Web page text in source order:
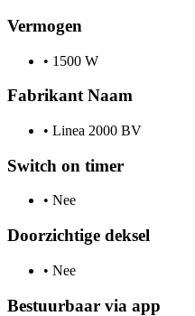
Vermogen
• 1500 W
Fabrikant Naam
• Linea 2000 BV
Switch on timer
• Nee
Doorzichtige deksel
• Nee
Bestuurbaar via app